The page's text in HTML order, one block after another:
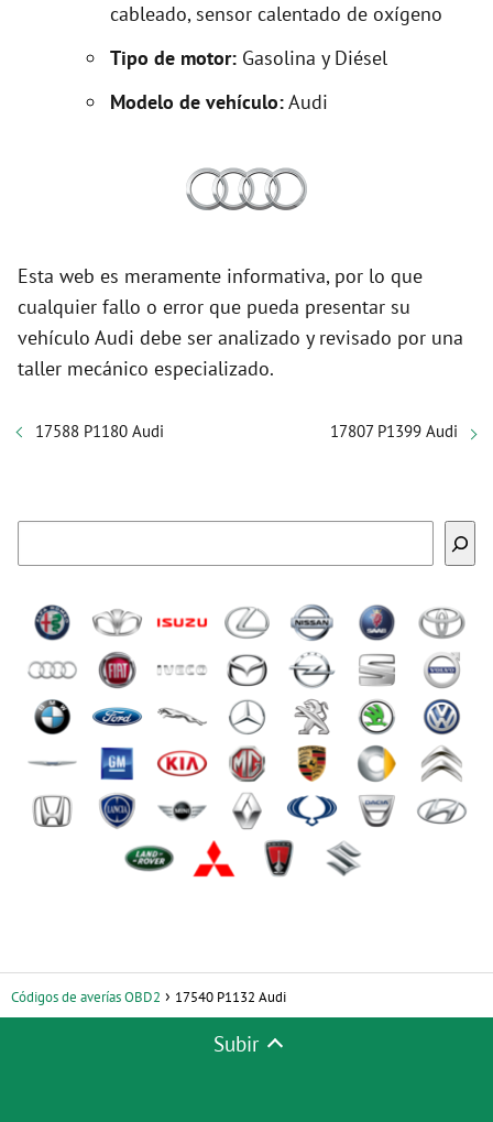
cableado, sensor calentado de oxígeno
Tipo de motor: Gasolina y Diésel
Modelo de vehículo:Audi
Esta web es meramente informativa, por lo que
cualquier fallo o error que pueda presentar su
vehículo Audi debe ser analizado y revisado por una
taller mecánico especializado.
17588 P1180 Audi 17807 P1399 Audi
Códigos de averías OBD2 17540 P1132 Audi
Subir